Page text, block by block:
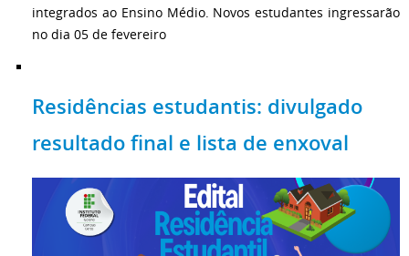
integrados ao Ensino Médio. Novos estudantes ingressarão
no dia 05 de fevereiro
Residências estudantis: divulgado
resultado final e lista de enxoval